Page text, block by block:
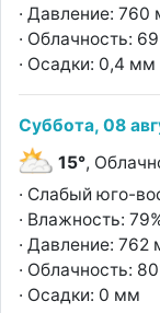
· Давление: 760
· Облачность:
· Осадки: 0,4 мм
Суббота, 08
15°,
· Слабый юго-
· Влажность:
· Давление: 762
· Облачность:
· Осадки: 0 мм